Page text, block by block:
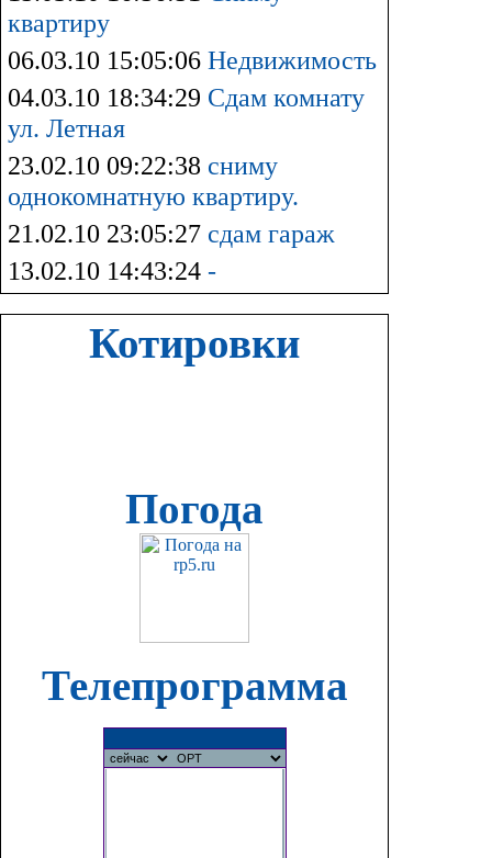
квартиру
06.03.10 15:05:06 Недвижимость
04.03.10 18:34:29 Сдам комнату
ул. Летная
23.02.10 09:22:38 сниму
однокомнатную квартиру.
21.02.10 23:05:27 сдам гараж
13.02.10 14:43:24 -
Котировки
Погода
Телепрограмма